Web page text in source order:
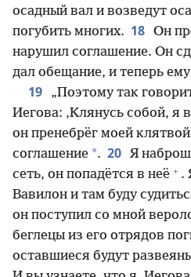
осадный вал и возведут
погубить многих. 18 Он
нарушил соглашение. Он
дал обещание, и теперь ему
19
„Поэтому так
Иегова: ‚Клянусь собой, я
он пренебрёг моей клятвой
соглашение *. 20 Я
сеть, он попадётся в неё + .
Вавилон и там буду
он поступил со мной
беглецы из его отрядов
оставшиеся будут